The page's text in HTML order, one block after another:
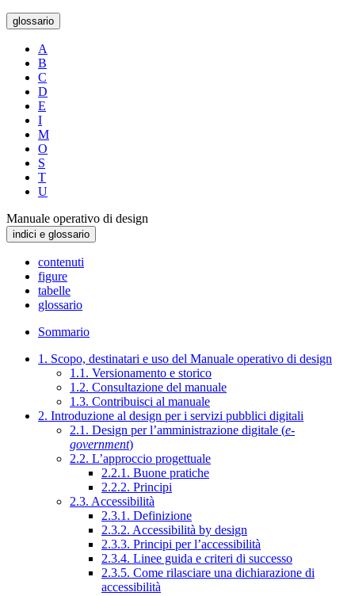
glossario
A
B
C
D
E
I
M
O
S
T
U
Manuale operativo di design
indici e glossario
contenuti
figure
tabelle
glossario
Sommario
1. Scopo, destinatari e uso del Manuale operativo di design
1.1. Versionamento e storico
1.2. Consultazione del manuale
1.3. Contribuisci al manuale
2. Introduzione al design per i servizi pubblici digitali
2.1. Design per l’amministrazione digitale (e-
government)
2.2. L’approccio progettuale
2.2.1. Buone pratiche
2.2.2. Principi
2.3. Accessibilità
2.3.1. Definizione
2.3.2. Accessibilità by design
2.3.3. Principi per l’accessibilità
2.3.4. Linee guida e criteri di successo
2.3.5. Come rilasciare una dichiarazione di
accessibilità